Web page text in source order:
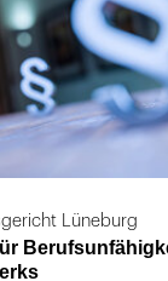
Lüneburg